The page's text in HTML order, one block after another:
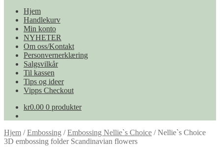
Hjem
Handlekurv
Min konto
NYHETER
Om oss/Kontakt
Personvernerklæring
Salgsvilkår
Til kassen
Tips og ideer
Vipps Checkout
kr0.00 0 produkter
Hjem /Embossing /Embossing Nellie`s Choice /Nellie`s Choice
3D embossing folder Scandinavian flowers